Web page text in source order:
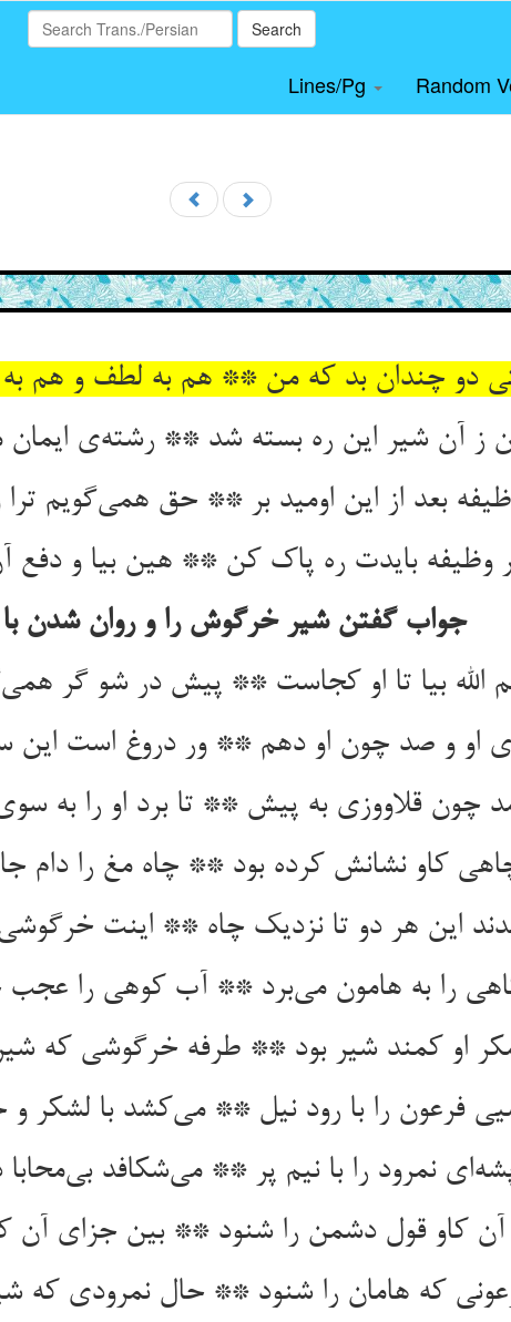
Search
Lines/Pg Random
ز آن شیر این ره بسته شد ** رشته‌‌ی
بعد از این اومید بر ** حق همی‌‌گویم ترا
جواب گفتن شیر خرگوش را و روان شدن با
کاو نشانش کرده بود ** چاه مغ را دام
را به هامون می‌‌برد ** آب کوهی را عجب
او کمند شیر بود ** طرفه خرگوشی که
نمرود را با نیم پر ** می‌‌شکافد بی‌‌محابا
کاو قول دشمن را شنود ** بین جزای آن
که هامان را شنود ** حال نمرودی که